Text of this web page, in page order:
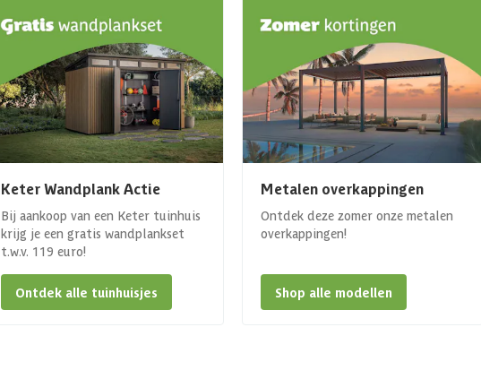
Keter Wandplank Actie
Bij aankoop van een Keter tuinhuis
krijg je een gratis wandplankset
t.w.v. 119 euro!
Ontdek alle tuinhuisjes
Metalen overkappingen
Ontdek deze zomer onze metalen
overkappingen!
Shop alle modellen